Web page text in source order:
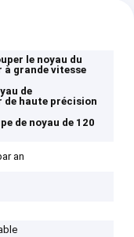
le noyau du
grande vitesse
de
haute précision
de noyau de 120
an